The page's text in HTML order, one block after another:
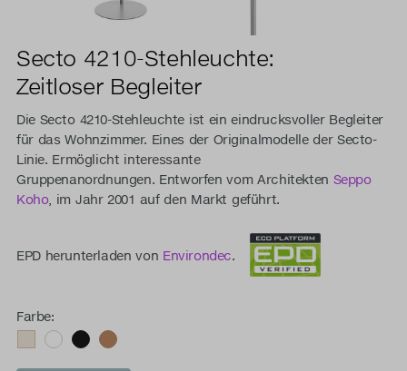
Secto 4210-Stehleuchte:
Zeitloser Begleiter
Die Secto 4210-Stehleuchte ist ein eindrucksvoller Begleiter
für das Wohnzimmer. Eines der Originalmodelle der Secto-
Linie. Ermöglicht interessante
Gruppenanordnungen. Entworfen vom Architekten Seppo
Koho, im Jahr 2001 auf den Markt geführt.
EPD herunterladen von Environdec.
Farbe: